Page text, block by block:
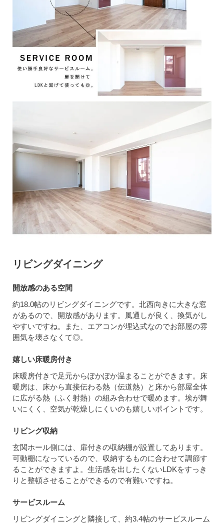
リビングダイニング
開放感のある空間
約18.0帖のリビングダイニングです。北西向きに大きな窓
があるので、開放感があります。風通しが良く、換気がし
やすいですね。また、エアコンが埋込式なのでお部屋の雰
囲気を壊さなくて◎。
嬉しい床暖房付き
床暖房付きで足元からぽかぽか温まることができます。床
暖房は、床から直接伝わる熱（伝道熱）と床から部屋全体
に広がる熱（ふく射熱）の組み合わせで暖めます。埃が舞
いにくく、空気が乾燥しにくいのも嬉しいポイントです。
リビング収納
玄関ホール側には、扉付きの収納棚が設置してあります。
可動棚になっているので、収納するものに合わせて調節す
ることができますよ。生活感を出したくないLDKをすっき
りと整頓させることができるので有難いですね。
サービスルーム
リビングダイニングと隣接して、約3.4帖のサービスルーム